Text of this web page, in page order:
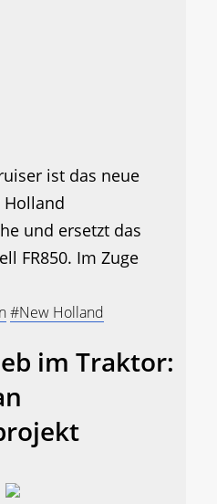
ist das neue
Holland
und ersetzt das
FR850. Im Zuge
#New Holland
im Traktor: